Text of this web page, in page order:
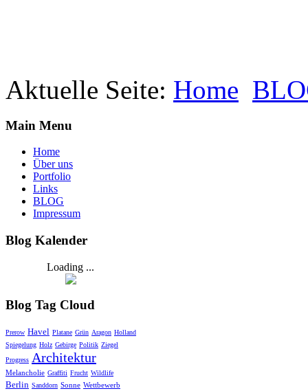
Aktuelle Seite: Home
Main Menu
Home
Über uns
Portfolio
Links
BLOG
Impressum
Blog Kalender
Loading ...
Blog Tag Cloud
Prerow Havel Platane Grün Aragon Holland
Spiegelung Holz Gebirge Politik Ziegel
Progress Architektur
Melancholie Graffiti Frucht Wildlife
Berlin Sanddorn Sonne Wettbewerb